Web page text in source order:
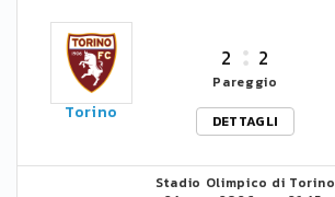
Torino
2 2
Pareggio
DETTAGLI
Stadio Olimpico di Torino